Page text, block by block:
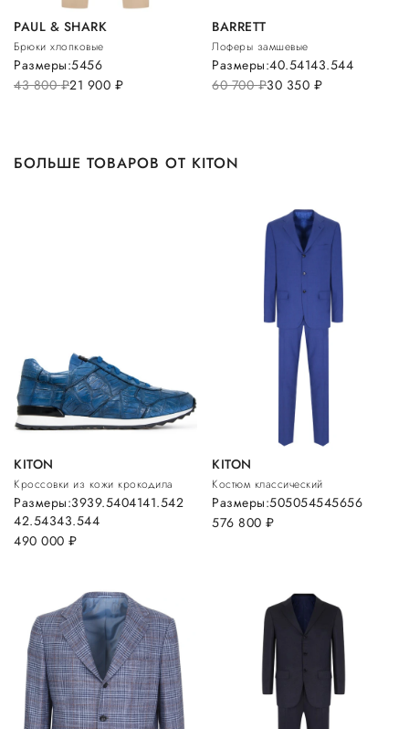
PAUL & SHARK
Брюки хлопковые
43 800руб.21 900 руб.
Размеры:5456
BARRETT
Лоферы замшевые
60 700руб.30 350 руб.
Размеры:40.54143.544
БОЛЬШЕ ТОВАРОВ ОТ KITON
KITON
Кроссовки из кожи крокодила
490 000 руб.
Размеры:3939.5404141.542
42.54343.544
KITON
Костюм классический
576 800руб.
Размеры:505054545656